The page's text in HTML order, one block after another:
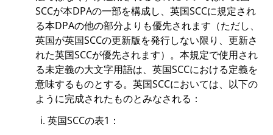
SCCが本DPAの一部を構成し、英国SCCに規定され
る本DPAの他の部分よりも優先されます（ただし、
英国が英国SCCの更新版を発行しない限り、更新さ
れた英国SCCが優先されます）。本規定で使用され
る未定義の大文字用語は、英国SCCにおける定義を
意味するものとする。英国SCCにおいては、以下の
ように完成されたものとみなされる：
英国SCCの表1：